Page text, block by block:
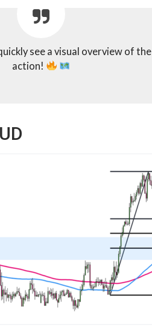
see a visual overview of
action!